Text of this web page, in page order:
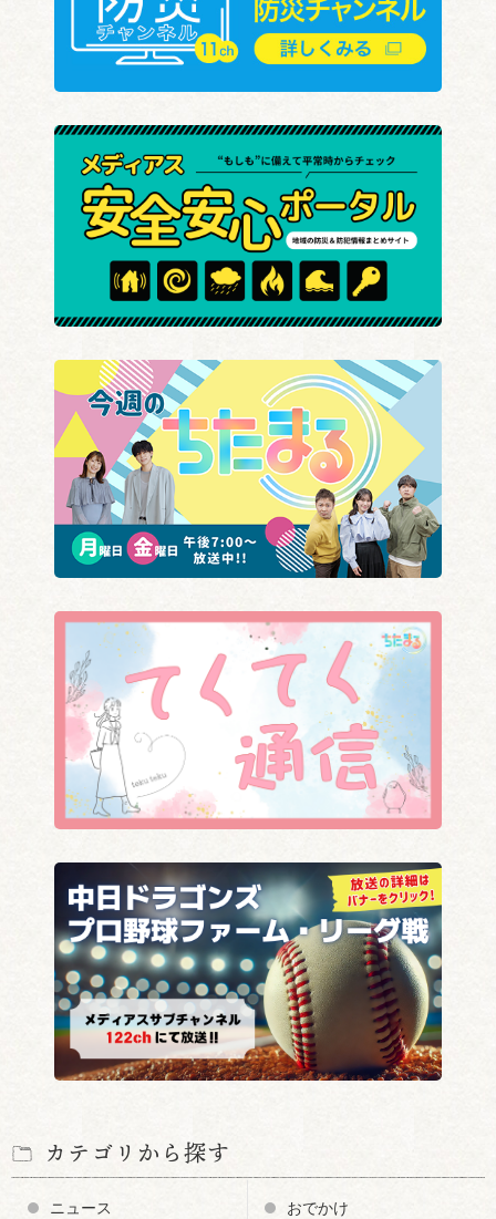
カテゴリから探す
ニュース おでかけ